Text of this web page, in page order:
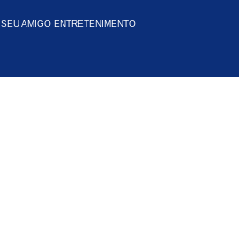
SEU AMIGO ENTRETENIMENTO